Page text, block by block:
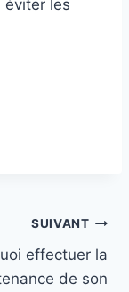
éviter les
SUIVANT
effectuer la
de son